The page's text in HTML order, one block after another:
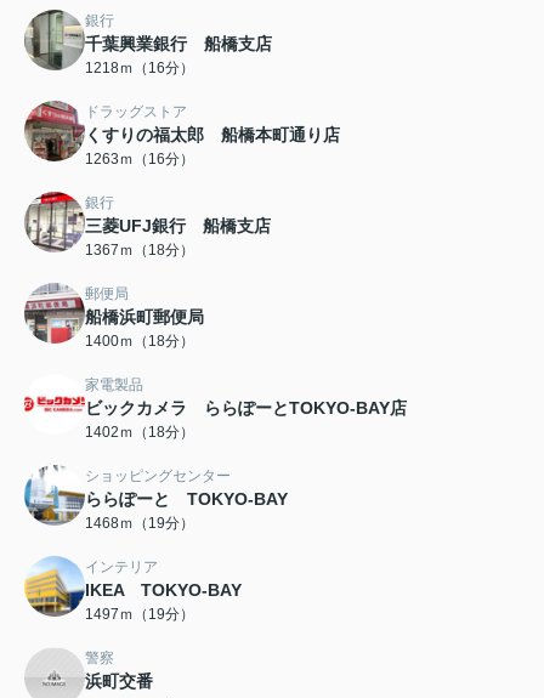
銀行
千葉興業銀行 船橋支店
1218ｍ（16分）
ドラッグストア
くすりの福太郎 船橋本町通り店
1263ｍ（16分）
銀行
三菱UFJ銀行 船橋支店
1367ｍ（18分）
郵便局
船橋浜町郵便局
1400ｍ（18分）
家電製品
ビックカメラ ららぽーとTOKYO-BAY店
1402ｍ（18分）
ショッピングセンター
ららぽーと TOKYO-BAY
1468ｍ（19分）
インテリア
IKEA TOKYO-BAY
1497ｍ（19分）
警察
浜町交番